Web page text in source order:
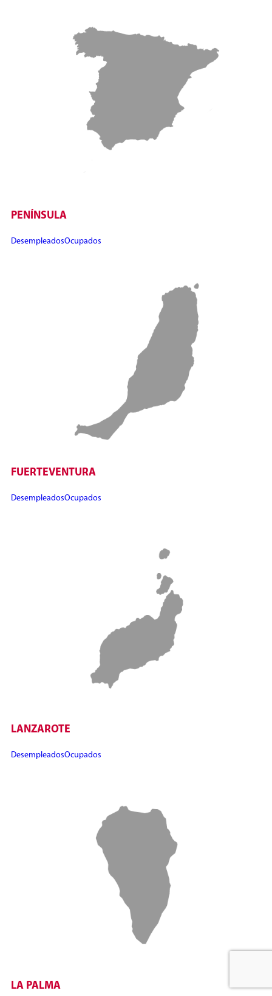
PENÍNSULA
DesempleadosOcupados
FUERTEVENTURA
DesempleadosOcupados
LANZAROTE
DesempleadosOcupados
LA PALMA